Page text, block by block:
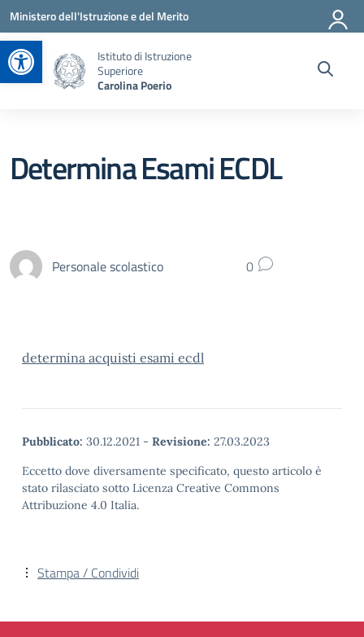
Apri la barra degli strumenti
Vai ai contenuti
Vai al menu di navigazione
Vai al footer
Ministero dell'Istruzione e del Merito
Istituto di Istruzione
Superiore
Carolina Poerio
Determina Esami ECDL
Personale scolastico 0
determina acquisti esami ecdl
Pubblicato: 30.12.2021 - Revisione: 27.03.2023
Eccetto dove diversamente specificato, questo articolo è
stato rilasciato sotto Licenza Creative Commons
Attribuzione 4.0 Italia.
Stampa / Condividi